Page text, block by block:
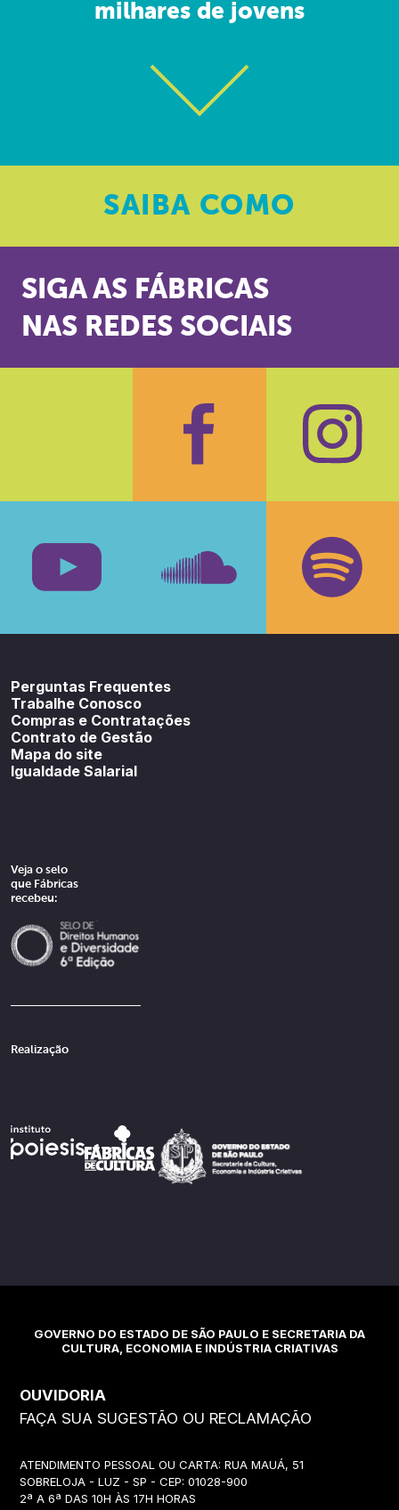
milhares de jovens
SAIBA COMO
SIGA AS FÁBRICAS
NAS REDES SOCIAIS
Facebook
Perguntas Frequentes
Trabalhe Conosco
Compras e Contratações
Contrato de Gestão
Mapa do site
Igualdade Salarial
Veja o selo
que Fábricas
recebeu:
Realização
GOVERNO DO ESTADO DE SÃO PAULO E SECRETARIA DA
CULTURA, ECONOMIA E INDÚSTRIA CRIATIVAS
OUVIDORIA
FAÇA SUA SUGESTÃO OU RECLAMAÇÃO
ATENDIMENTO PESSOAL OU CARTA: RUA MAUÁ, 51
SOBRELOJA - LUZ - SP - CEP: 01028-900
2ª A 6ª DAS 10H ÀS 17H HORAS